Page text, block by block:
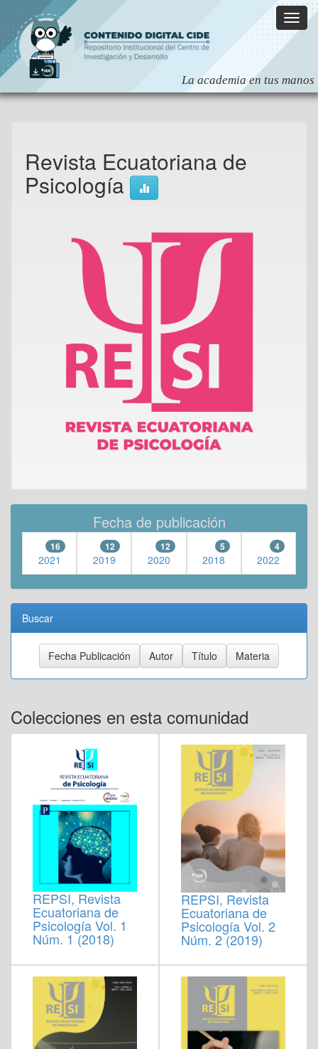
navigation
Revista Ecuatoriana de
Psicología
Fecha de publicación
16
2021
12
2019
12
2020
5
2018
4
2022
Buscar
Colecciones en esta comunidad
REPSI, Revista
Ecuatoriana de
Psicología Vol. 1
Núm. 1 (2018)
REPSI, Revista
Ecuatoriana de
Psicología Vol. 2
Núm. 2 (2019)